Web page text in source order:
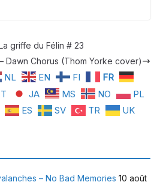
griffe du Félin # 23
Dawn Chorus (Thom Yorke cover)
NL EN FI
FR
JA MS NO
PL
ES SV TR UK
– No Bad Memories 10 août